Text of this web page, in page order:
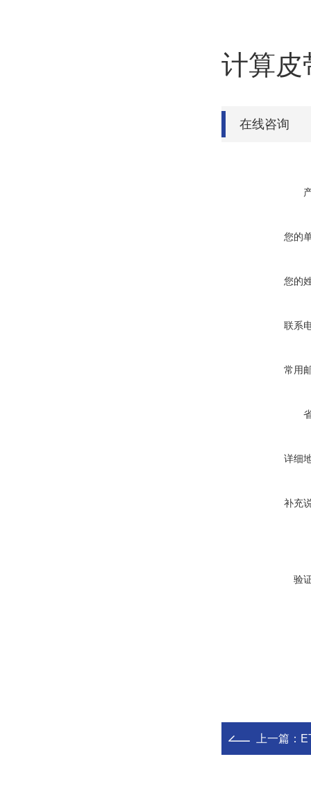
计算皮
在线咨询
您的
您的
联系
常用
详细
补充
验
上一篇：